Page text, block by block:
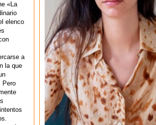
«La
elenco
a
la que
Pero